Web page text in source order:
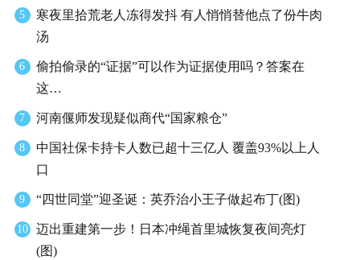
5
寒夜里拾荒老人冻得发抖 有人悄悄替他点了份牛肉
汤
6
偷拍偷录的“证据”可以作为证据使用吗？答案在
这…
7 河南偃师发现疑似商代“国家粮仓”
8
中国社保卡持卡人数已超十三亿人 覆盖93%以上人
口
9 “四世同堂”迎圣诞：英乔治小王子做起布丁(图)
10
迈出重建第一步！日本冲绳首里城恢复夜间亮灯
(图)